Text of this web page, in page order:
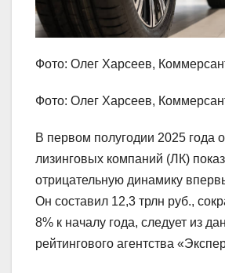
Фото: Олег Харсеев,
Фото: Олег Харсеев,
В первом полугодии 2025 года
лизинговых компаний (ЛК)
отрицательную динамику
Он составил 12,3 трлн руб.,
8% к началу года, следует из
рейтингового агентства